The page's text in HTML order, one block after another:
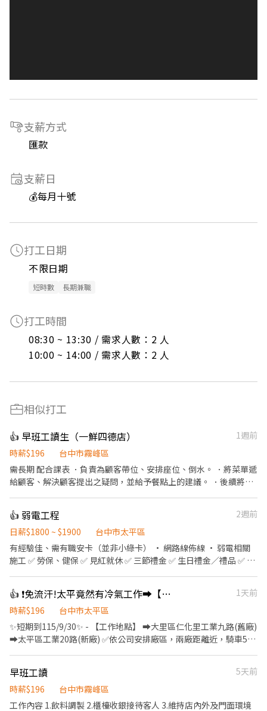
支薪方式
匯款
支薪日
💰每月十號
打工日期
不限日期
短時數 長期兼職
打工時間
08:30 ~ 13:30 / 需求人數：2 人
10:00 ~ 14:00 / 需求人數：2 人
相似打工
👍 早班工讀生（一鮮四德店）
1週前
時薪$196
台中市霧峰區
需長期 配合課表 ．負責為顧客帶位、安排座位、倒水。 ．將菜單遞
給顧客、解決顧客提出之疑問，並給予餐點上的建議。 ．後續將顧
．並負責結帳、收銀等工作。 餐飲內場： ．擔任廚師的助手，處理
烹飪前與烹飪中之準備工作與其他餐廳相關事務。 ．負責洗、剝、
削、切各種食材。 ．負責清理工作環境、設備和餐具。 ．準備不同
餐點所需要的食材。 ．協助測量食材的容量與重量。 ．負責擺盤、
👍 弱電工程
2週前
日薪$1800 ~ $1900
台中市太平區
有經驗佳、需有職安卡（並非小綠卡） • 網路線佈線 • 弱電相關
施工 ✅ 勞保、健保 ✅ 見紅就休 ✅ 三節禮金 ✅ 生日禮金／禮品 ✅ 工
👍 ❗免流汗!太平竟然有冷氣工作➡️【作業員】✅周休六日✅快速上班-第
1天前
時薪$196
台中市太平區
✨短期到115/9/30✨ - 【工作地點】 ➡️大里區仁化里工業九路(舊廠)
➡️太平區工業20路(新廠) ✅依公司安排廠區，兩廠距離近，騎車5分
➡️配合加班，薪資平均約36K~38K - ══════▼【工作內容】
▼══════ ✨電動推桿產品✨ - 【作業員】➡️常日班 ✅機台操
作✅產品加工組立✅包裝檢驗 - ══════▼【職缺重點】
早班工讀
5天前
時薪$196
台中市霧峰區
工作內容 1.飲料調製 2.櫃檯收銀接待客人 3.維持店內外及門面環境